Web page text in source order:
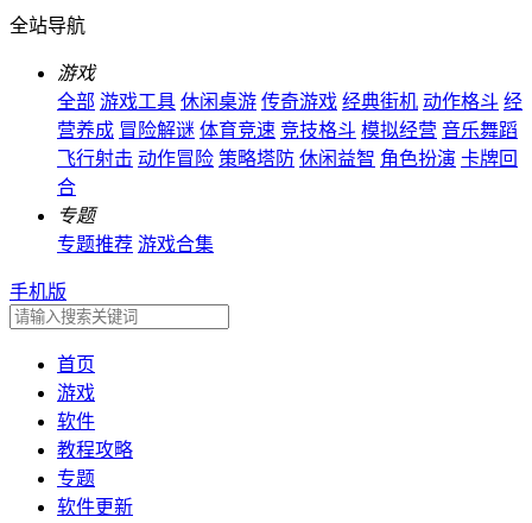
全站导航
游戏
全部 游戏工具 休闲桌游 传奇游戏 经典街机 动作格斗 经
营养成 冒险解谜 体育竞速 竞技格斗 模拟经营 音乐舞蹈
飞行射击 动作冒险 策略塔防 休闲益智 角色扮演 卡牌回
合
专题
专题推荐 游戏合集
手机版
首页
游戏
软件
教程攻略
专题
软件更新